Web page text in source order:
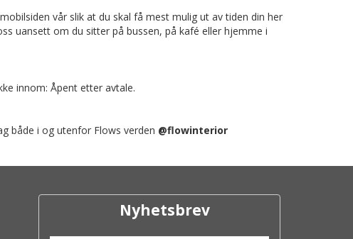
vår slik at du skal få mest mulig ut av tiden din her
uansett om du sitter på bussen, på kafé eller hjemme i
innom: Åpent etter avtale.
både i og utenfor Flows verden @flowinterior
Nyhetsbrev